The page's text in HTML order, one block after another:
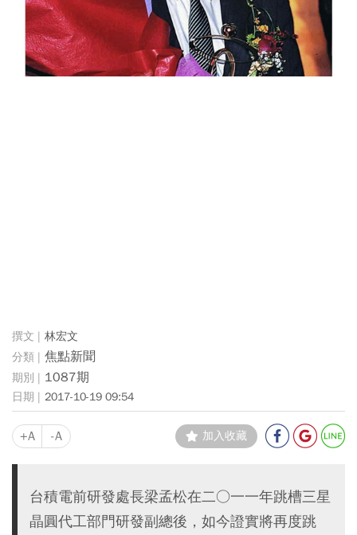
林宏文
焦點新聞
1087期
2017-10-19 09:54
+A -A 加入收藏
台積電前研發處長梁孟松在二○一一年跳槽三星
晶圓代工部門研發副總後，如今證實將再度跳